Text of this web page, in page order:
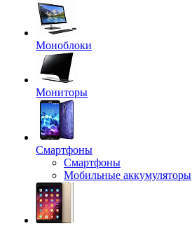
Моноблоки
Мониторы
Смартфоны
Смартфоны
Мобильные аккумуляторы